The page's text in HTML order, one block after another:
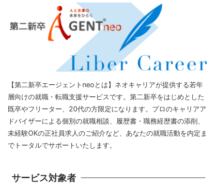
【第二新卒エージェントneoとは】ネオキャリアが提供する若年
層向けの就職・転職支援サービスです。第二新卒をはじめとした
既卒やフリーター、20代の方限定になります。プロのキャリアア
ドバイザーによる個別の就職相談、履歴書・職務経歴書の添削、
未経験OKの正社員求人のご紹介など、あなたの就職活動を内定ま
でトータルでサポートいたします。
サービス対象者